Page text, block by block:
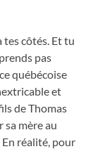
tes côtés. Et tu
pas
québécoise
et
de Thomas
sa mère au
réalité, pour